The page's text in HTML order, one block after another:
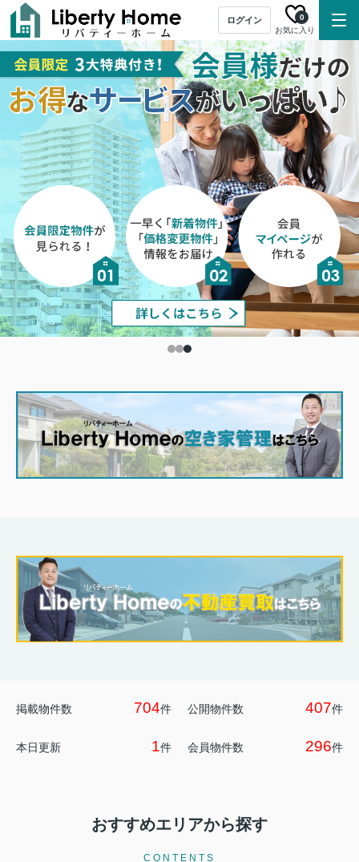
ログイン
お気に入り
0
掲載物件数 704件 公開物件数 407件
本日更新 1件 会員物件数 296件
おすすめエリアから探す
CONTENTS